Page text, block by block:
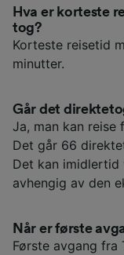
Hva er korteste
tog?
Korteste reisetid
minutter.
Går det
Ja, man kan
Det går 66
Det kan
avhengig av den
Når er første
Første avgang fra